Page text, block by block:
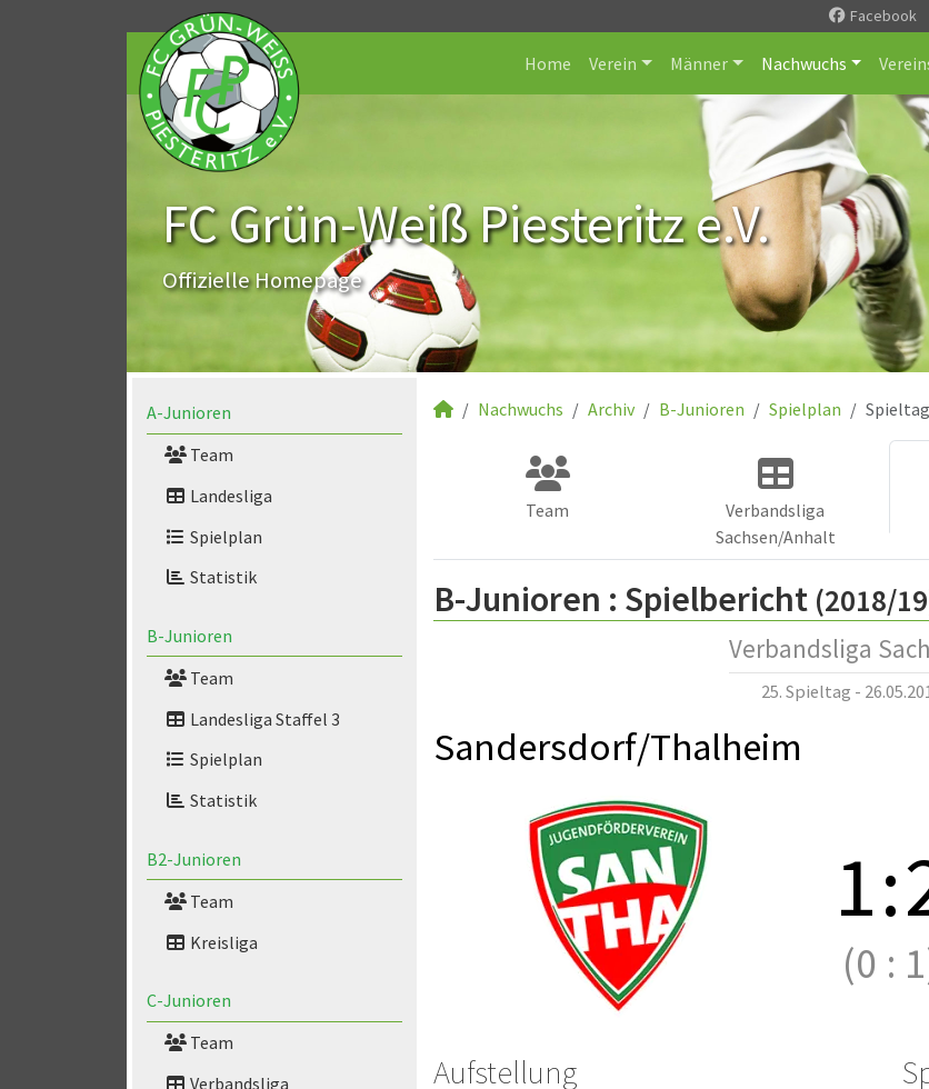
Facebook
Home Verein Männer Nachwuchs
FC Grün-Weiß Piesteritz e.V.
Offizielle Homepage
A-Junioren
Team
Landesliga
Spielplan
Statistik
B-Junioren
Team
Landesliga Staffel 3
Spielplan
Statistik
B2-Junioren
Team
Kreisliga
C-Junioren
Team
Verbandsliga
Nachwuchs Archiv B-Junioren Spielplan Spieltag
Team
Verbandsliga
Sachsen/Anhalt
B-Junioren : Spielbericht (2018/
Verbandsliga
25. Spieltag -
Sandersdorf/Thalheim
1:
(0 :
Aufstellung